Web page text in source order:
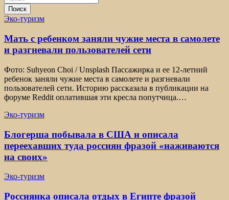
Поиск
Эко-туризм
Мать с ребенком заняли чужие места в самолете
и разгневали пользователей сети
Фото: Suhyeon Choi / Unsplash Пассажирка и ее 12-летний
ребенок заняли чужие места в самолете и разгневали
пользователей сети. Историю рассказала в публикации на
форуме Reddit оплатившая эти кресла попутчица.…
Эко-туризм
Блогерша побывала в США и описала
переехавших туда россиян фразой «наживаются
на своих»
Эко-туризм
Россиянка описала отдых в Египте фразой